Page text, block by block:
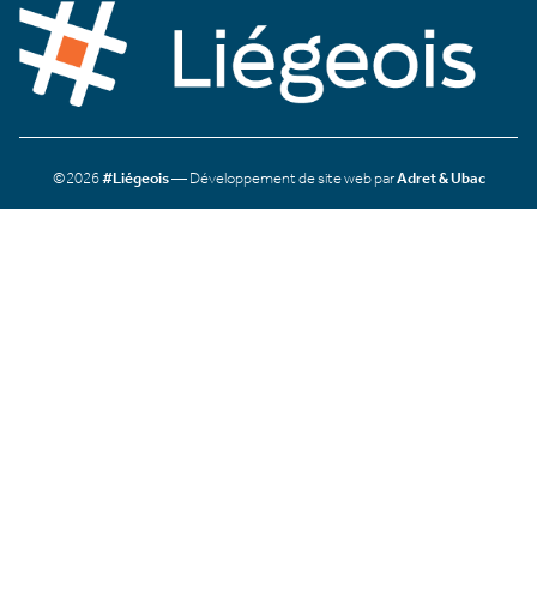
©2026#Liégeois— Développement de site web parAdret & Ubac